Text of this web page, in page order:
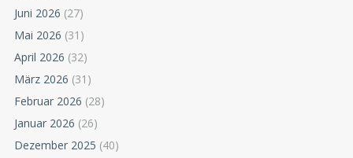
Juni 2026 (27)
Mai 2026 (31)
April 2026 (32)
März 2026 (31)
Februar 2026 (28)
Januar 2026 (26)
Dezember 2025 (40)